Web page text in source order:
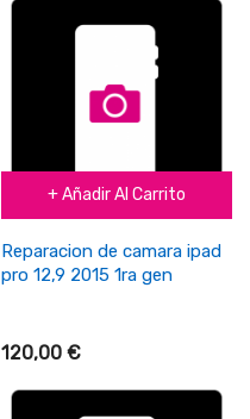
+ Añadir Al Carrito
Reparacion de camara ipad
pro 12,9 2015 1ra gen
120,00 €